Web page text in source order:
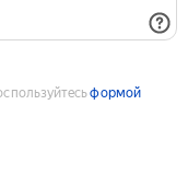
формой